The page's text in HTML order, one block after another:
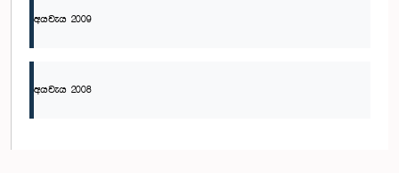
අයවැය 2009
අයවැය 2008